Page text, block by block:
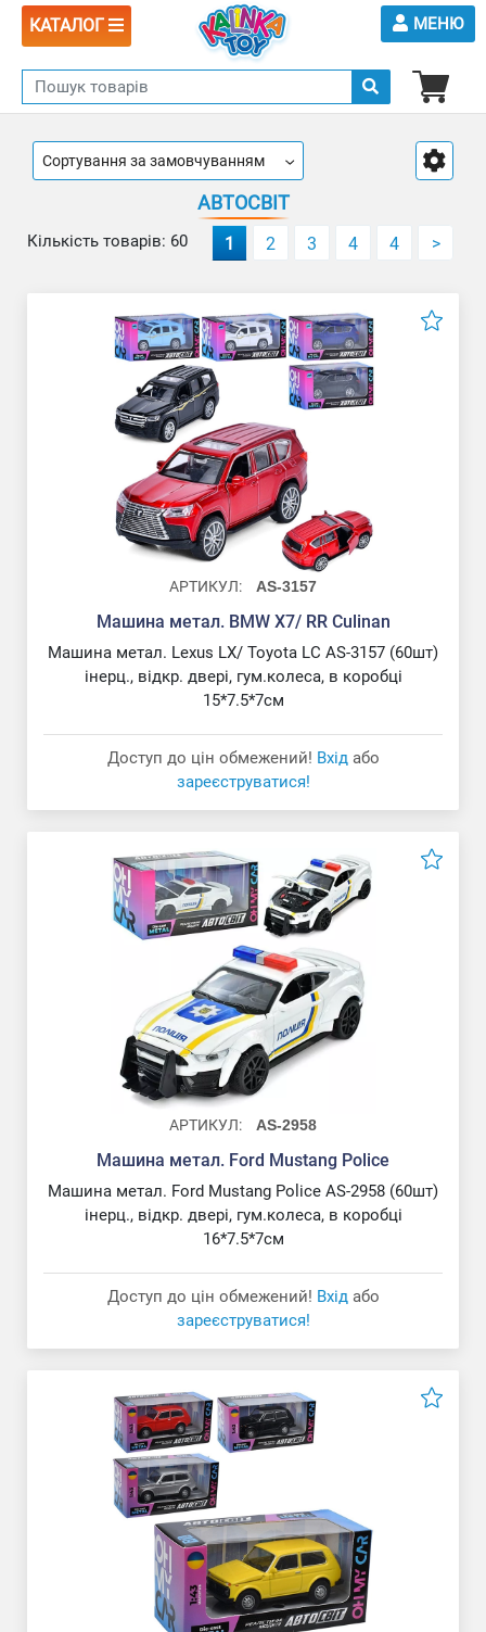
КАТАЛОГ МЕНЮ
Сортування за замовчуванням
АВТОСВІТ
1 2 3 4 4 >
Кількість товарів: 60
АРТИКУЛ: AS-3157
Машина метал. BMW X7/ RR Culinan
Машина метал. Lexus LX/ Toyota LC AS-3157 (60шт)
інерц., відкр. двері, гум.колеса, в коробці
15*7.5*7см
Доступ до цін обмежений! Вхід або
зареєструватися!
АРТИКУЛ: AS-2958
Машина метал. Ford Mustang Police
Машина метал. Ford Mustang Police AS-2958 (60шт)
інерц., відкр. двері, гум.колеса, в коробці
16*7.5*7см
Доступ до цін обмежений! Вхід або
зареєструватися!